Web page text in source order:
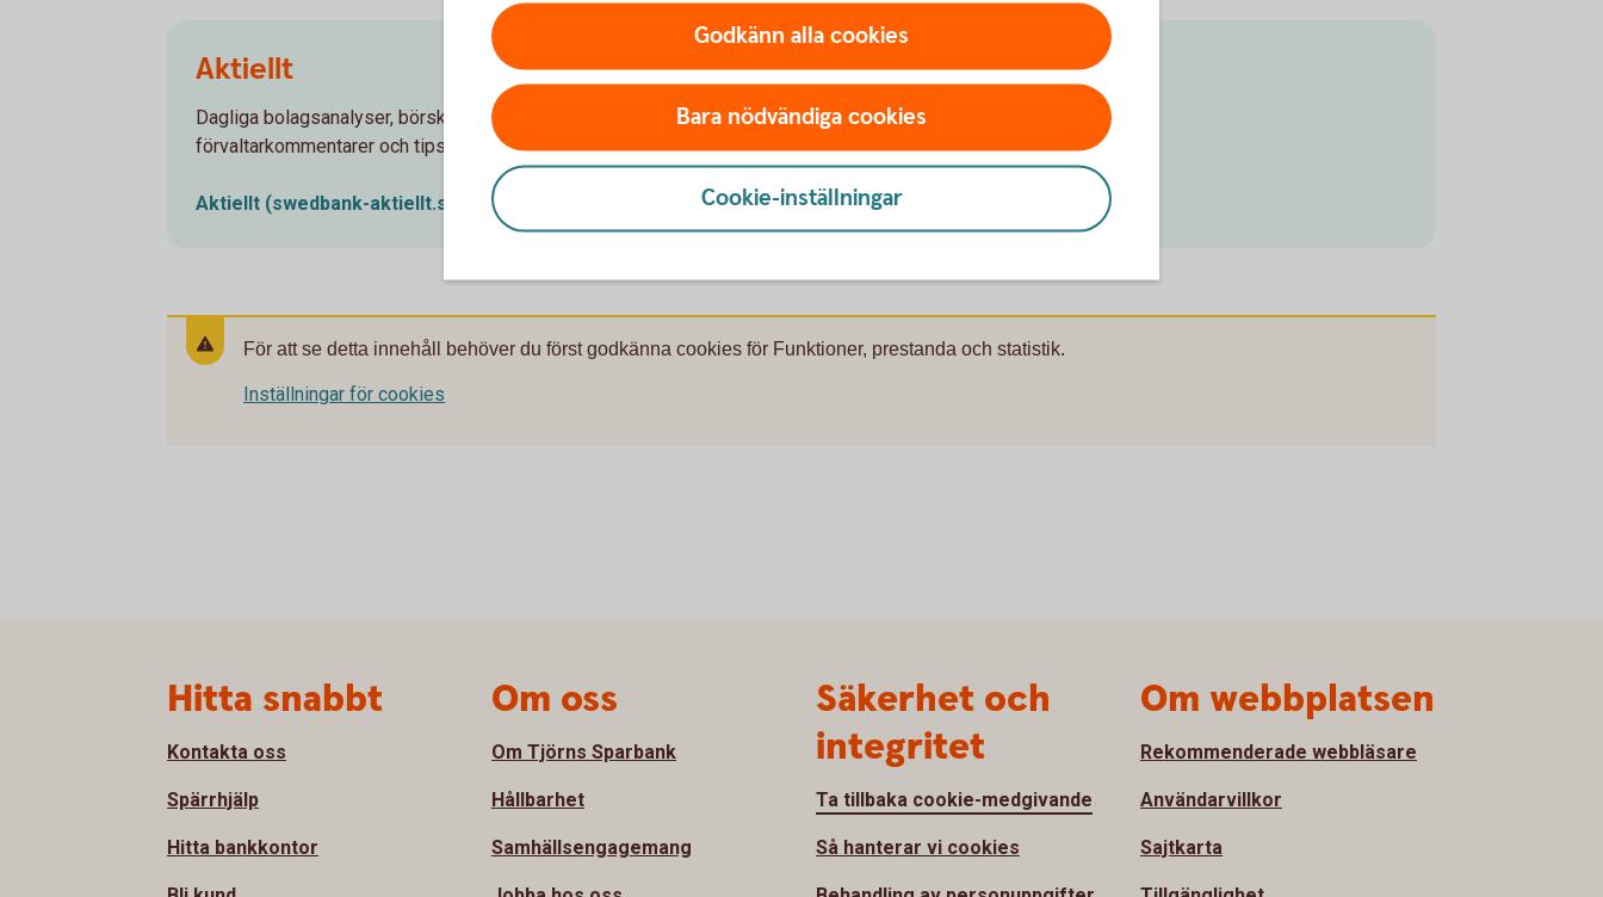
Aktiellt
Dagliga bolagsanalyser, börskommentarer, aktierekommendationer,
förvaltarkommentarer och tips runt pension och privatekonomi.
Aktiellt (swedbank-aktiellt.se)
För att se detta innehåll behöver du först godkänna cookies för Funktioner, prestanda och statistik.
Inställningar för cookies
Godkänn alla cookies
Bara nödvändiga cookies
Cookie-inställningar
Hitta snabbt
Kontakta oss
Spärrhjälp
Hitta bankkontor
Om oss
Om Tjörns Sparbank
Hållbarhet
Samhällsengagemang
Säkerhet och
integritet
Ta tillbaka cookie-medgivande
Så hanterar vi cookies
Om webbplatsen
Rekommenderade webbläsare
Användarvillkor
Sajtkarta